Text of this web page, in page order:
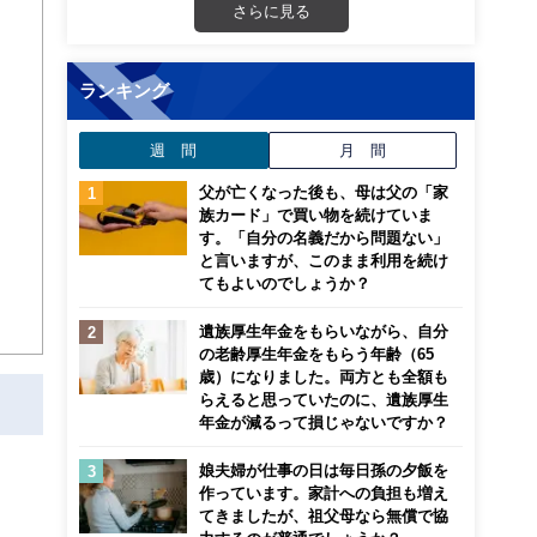
さらに見る
ランキング
週 間 月 間
父が亡くなった後も、母は父の「家
族カード」で買い物を続けていま
す。「自分の名義だから問題ない」
と言いますが、このまま利用を続け
てもよいのでしょうか？
遺族厚生年金をもらいながら、自分
の老齢厚生年金をもらう年齢（65
歳）になりました。両方とも全額も
らえると思っていたのに、遺族厚生
年金が減るって損じゃないですか？
娘夫婦が仕事の日は毎日孫の夕飯を
作っています。家計への負担も増え
てきましたが、祖父母なら無償で協